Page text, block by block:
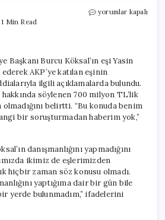
1 Min Read
Burcu
İlk
Kez
Konuştu:
Yolsuzluk
İddiaları
Yersiz
için
yorumlar kapalı
Başkanı Burcu Köksal’ın eşi Yasin
AKP’ye katılan eşinin
ilgili açıklamalarda bulundu.
söylenen 700 milyon TL’lik
belirtti. “Bu konuda benim
bir soruşturmadan haberim yok,”
danışmanlığını yapmadığını
ikimiz de eşlerimizden
hiçbir zaman söz konusu olmadı.
yaptığıma dair bir gün bile
yerde bulunmadım,” ifadelerini